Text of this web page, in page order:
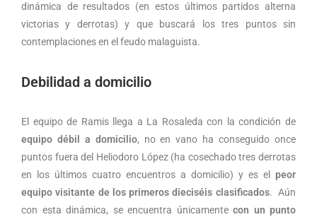
dinámica de resultados (en estos últimos partidos alterna
victorias y derrotas) y que buscará los tres puntos sin
contemplaciones en el feudo malaguista.
Debilidad a domicilio
El equipo de Ramis llega a La Rosaleda con la condición de
equipo débil a domicilio, no en vano ha conseguido once
puntos fuera del Heliodoro López (ha cosechado tres derrotas
en los últimos cuatro encuentros a domicilio) y es el peor
equipo visitante de los primeros dieciséis clasificados. Aún
con esta dinámica, se encuentra únicamente con un punto